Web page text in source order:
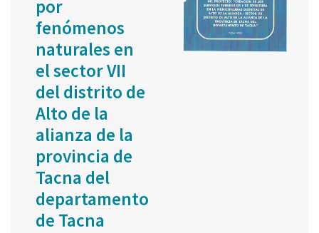
por
fenómenos
naturales en
el sector VII
del distrito de
Alto de la
alianza de la
provincia de
Tacna del
departamento
de Tacna